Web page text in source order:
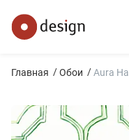
Главная Обои Aura